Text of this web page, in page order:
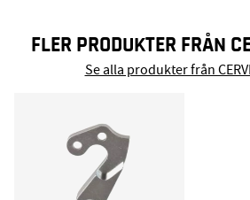
FLER PRODUKTER FRÅN
Se alla produkter från